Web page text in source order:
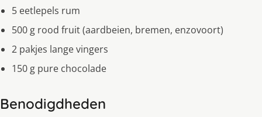
5 eetlepels rum
500 g rood fruit (aardbeien, bremen, enzovoort)
2 pakjes lange vingers
150 g pure chocolade
Benodigdheden